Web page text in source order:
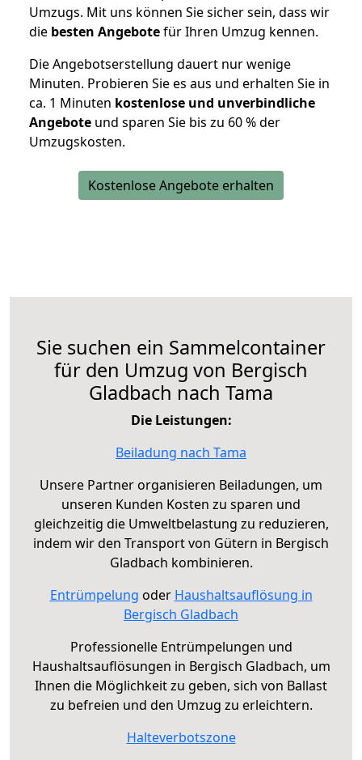
Umzugs. Mit uns können Sie sicher sein, dass wir
die besten Angebotefür Ihren Umzug kennen.
Die Angebotserstellung dauert nur wenige
Minuten. Probieren Sie es aus und erhalten Sie in
ca. 1 Minuten kostenlose und unverbindliche
Angebote und sparen Sie bis zu 60 % der
Umzugskosten.
Kostenlose Angebote erhalten
Sie suchen ein Sammelcontainer
für den Umzug von Bergisch
Gladbach nach Tama
Die Leistungen:
Beiladung nach Tama
Unsere Partner organisieren Beiladungen, um
unseren Kunden Kosten zu sparen und
gleichzeitig die Umweltbelastung zu reduzieren,
indem wir den Transport von Gütern in Bergisch
Gladbach kombinieren.
Entrümpelung oder Haushaltsauflösung in
Bergisch Gladbach
Professionelle Entrümpelungen und
Haushaltsauflösungen in Bergisch Gladbach, um
Ihnen die Möglichkeit zu geben, sich von Ballast
zu befreien und den Umzug zu erleichtern.
Halteverbotszone